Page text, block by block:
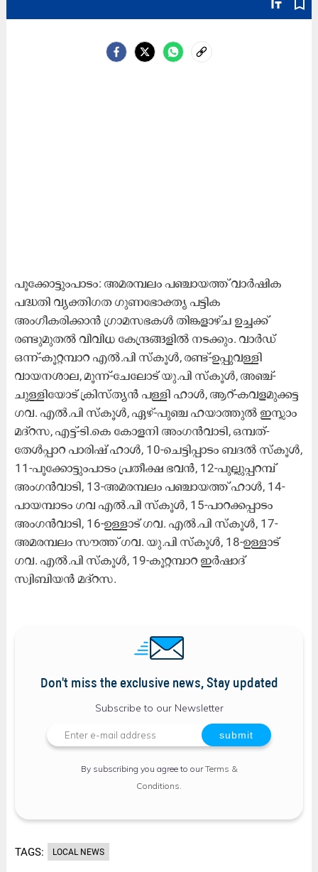
text_fields bookmark_border
പൂക്കോട്ടുംപാടം: അമരമ്പലം പഞ്ചായത്ത് വാര്‍ഷിക
പദ്ധതി വ്യക്തിഗത ഗുണഭോക്തൃ പട്ടിക
അംഗീകരിക്കാൻ ഗ്രാമസഭകള്‍ തിങ്കളാഴ്ച ഉച്ചക്ക്
രണ്ടുമുതല്‍ വിവിധ കേന്ദ്രങ്ങളില്‍ നടക്കും. വാര്‍ഡ്‌
ഒന്ന്-കൂറ്റമ്പാറ എല്‍.പി സ്കൂള്‍, രണ്ട്-ഉപ്പുവള്ളി
വായനശാല, മൂന്ന്-ചേലോട് യു.പി സ്കൂള്‍, അഞ്ച്-
ചുള്ളിയോട് ക്രിസ്ത്യന്‍ പള്ളി ഹാൾ, ആറ്-കവളമുക്കട്ട
ഗവ. എല്‍.പി സ്കൂള്‍, ഏഴ്-പുഞ്ച ഹയാത്തുല്‍ ഇസ്ലാം
മദ്റസ, എട്ട്-ടി.കെ കോളനി അംഗന്‍വാടി, ഒമ്പത്-
തേള്‍പ്പാറ പാരിഷ് ഹാള്‍, 10-ചെട്ടിപ്പാടം ബദല്‍ സ്കൂള്‍,
11-പൂക്കോട്ടുംപാടം പ്രതീക്ഷ ഭവന്‍, 12-പുല്ലുപ്പറമ്പ്
അംഗന്‍വാടി, 13-അമരമ്പലം പഞ്ചായത്ത് ഹാള്‍, 14-
പായമ്പാടം ഗവ എൽ.പി സ്കൂള്‍, 15-പാറക്കപ്പാടം
അംഗന്‍വാടി, 16-ഉള്ളാട് ഗവ. എല്‍.പി സ്കൂള്‍, 17-
അമരമ്പലം സൗത്ത് ഗവ. യു.പി സ്കൂള്‍, 18-ഉള്ളാട്
ഗവ. എല്‍.പി സ്കൂള്‍, 19-കൂറ്റമ്പാറ ഇര്‍ഷാദ്
സ്വിബിയന്‍ മദ്റസ.
Don't miss the exclusive news, Stay updated
Subscribe to our Newsletter
By subscribing you agree to ourTerms &
Conditions
TAGS: LOCAL NEWS